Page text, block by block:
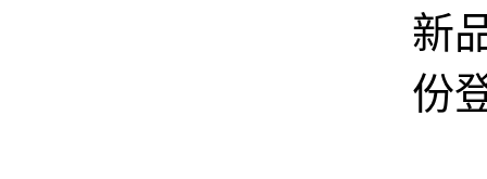
新
份